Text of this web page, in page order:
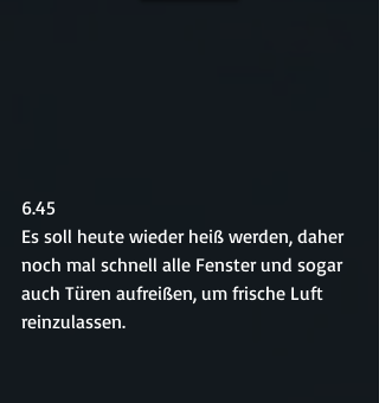
6.45
Es soll heute wieder heiß werden, daher
noch mal schnell alle Fenster und sogar
auch Türen aufreißen, um frische Luft
reinzulassen.